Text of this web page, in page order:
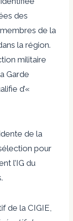
des
de la
la région.
militaire
Garde
d’«
de la
pour
l’IG du
de la CIGIE,